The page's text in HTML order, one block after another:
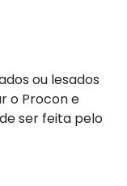
ou lesados
o Procon e
ser feita pelo